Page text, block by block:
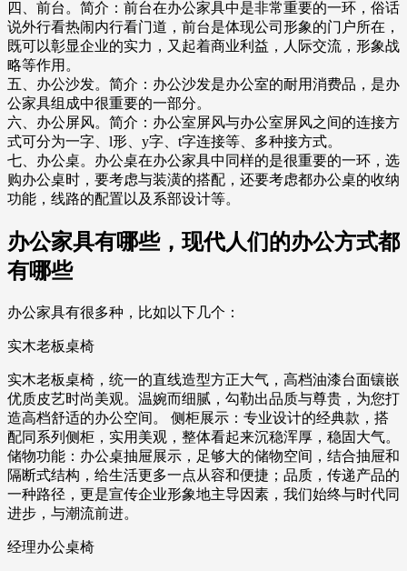
四、前台。简介：前台在办公家具中是非常重要的一环，俗话
说外行看热闹内行看门道，前台是体现公司形象的门户所在，
既可以彰显企业的实力，又起着商业利益，人际交流，形象战
略等作用。
五、办公沙发。简介：办公沙发是办公室的耐用消费品，是办
公家具组成中很重要的一部分。
六、办公屏风。简介：办公室屏风与办公室屏风之间的连接方
式可分为一字、l形、y字、t字连接等、多种接方式。
七、办公桌。办公桌在办公家具中同样的是很重要的一环，选
购办公桌时，要考虑与装潢的搭配，还要考虑都办公桌的收纳
功能，线路的配置以及系部设计等。
办公家具有哪些，现代人们的办公方式都
有哪些
办公家具有很多种，比如以下几个：
实木老板桌椅
实木老板桌椅，统一的直线造型方正大气，高档油漆台面镶嵌
优质皮艺时尚美观。温婉而细腻，勾勒出品质与尊贵，为您打
造高档舒适的办公空间。 侧柜展示：专业设计的经典款，搭
配同系列侧柜，实用美观，整体看起来沉稳浑厚，稳固大气。
储物功能：办公桌抽屉展示，足够大的储物空间，结合抽屉和
隔断式结构，给生活更多一点从容和便捷；品质，传递产品的
一种路径，更是宣传企业形象地主导因素，我们始终与时代同
进步，与潮流前进。
经理办公桌椅